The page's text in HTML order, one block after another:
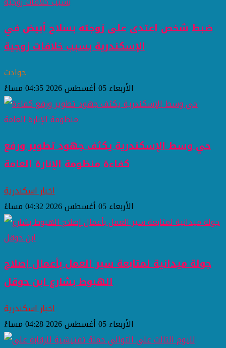
ضبط شخص اعتدى على زوجته بسلاح أبيض في
الإسكندرية بسبب خلافات زوجية
حوادث
الأربعاء 05 أغسطس 2026 04:35 مساءً
حي وسط الإسكندرية يكثف جهود تطوير ورفع
كفاءة منظومة الإنارة العامة
اخبار اسكندرية
الأربعاء 05 أغسطس 2026 04:32 مساءً
جولة ميدانية لمتابعة سير العمل بأعمال إصلاح
الهبوط بشارع ابن حوقل
اخبار اسكندرية
الأربعاء 05 أغسطس 2026 04:28 مساءً